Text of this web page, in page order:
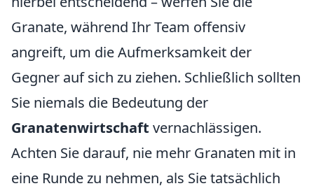
Granate, während Ihr Team offensiv
angreift, um die Aufmerksamkeit der
Gegner auf sich zu ziehen. Schließlich sollten
Sie niemals die Bedeutung der
Granatenwirtschaft vernachlässigen.
Achten Sie darauf, nie mehr Granaten mit in
eine Runde zu nehmen, als Sie tatsächlich